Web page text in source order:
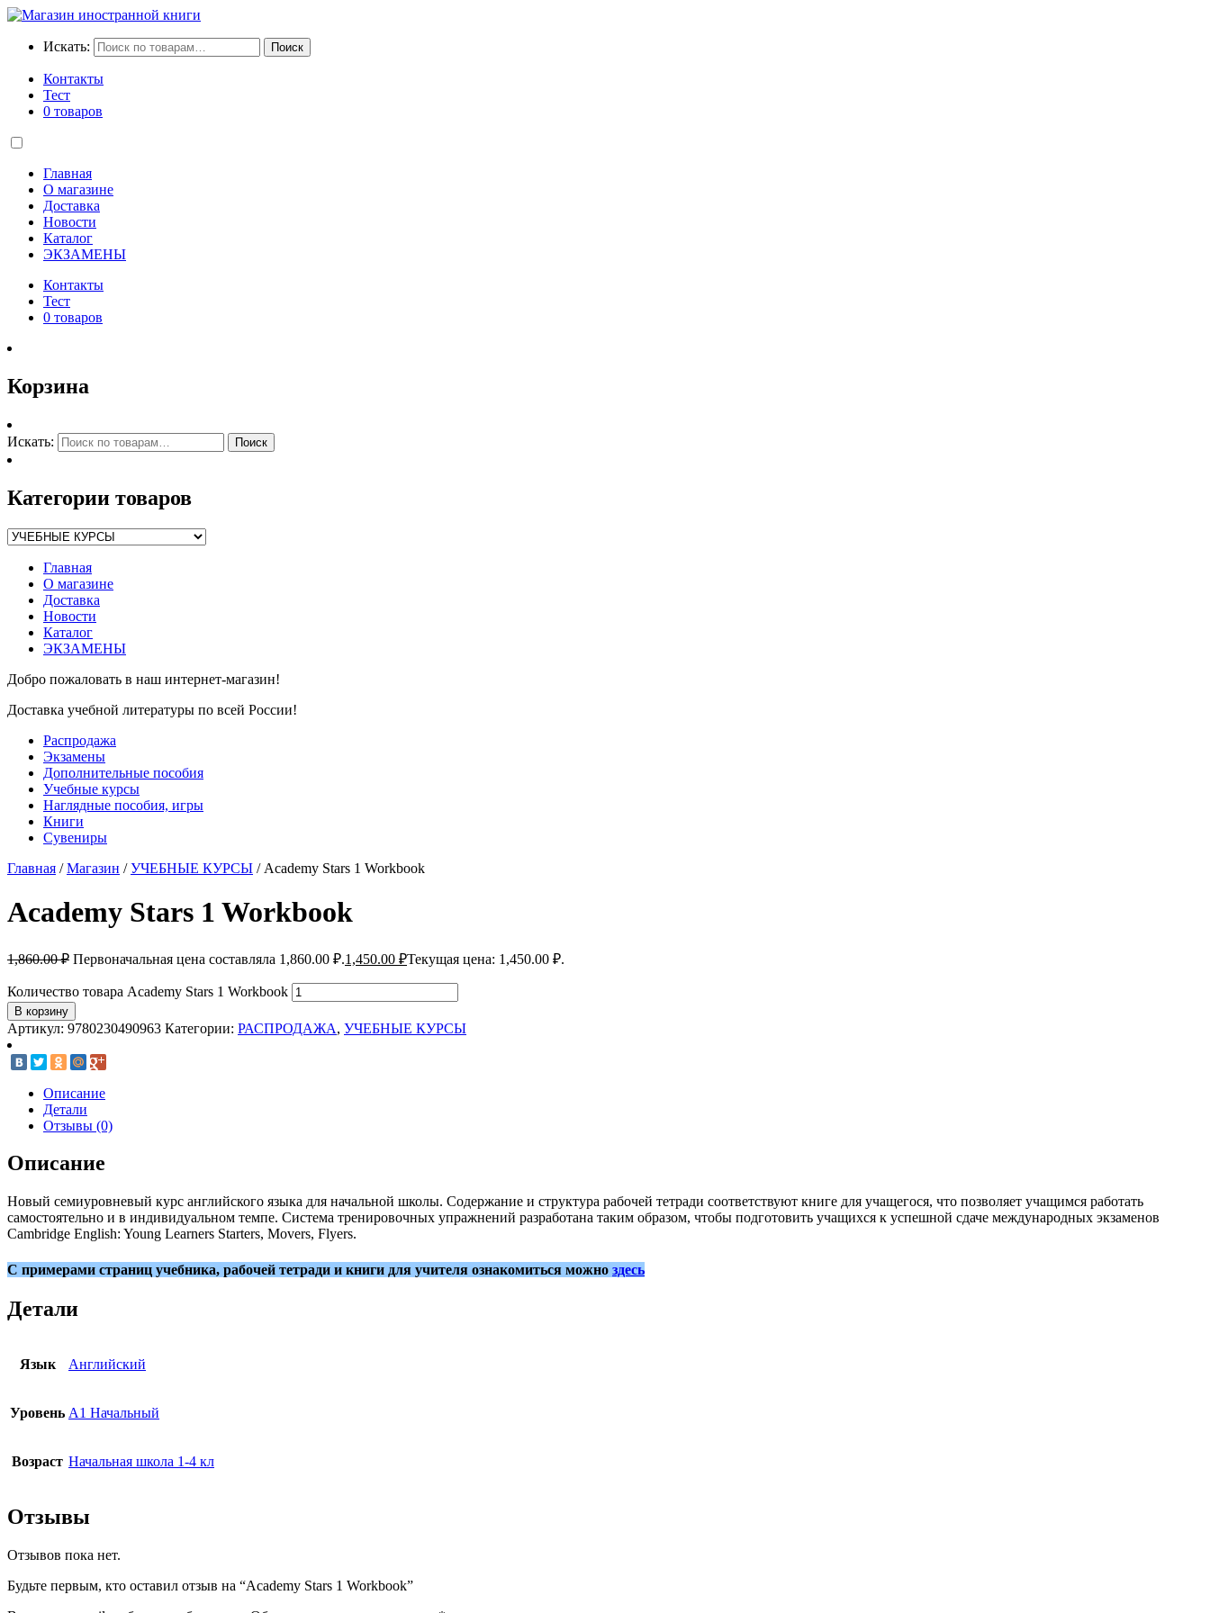
Искать: Поиск
Контакты
Тест
0 товаров
Главная
О магазине
Доставка
Новости
Каталог
ЭКЗАМЕНЫ
Контакты
Тест
0 товаров
Корзина
Искать: Поиск
Категории товаров
Главная
О магазине
Доставка
Новости
Каталог
ЭКЗАМЕНЫ
Добро пожаловать в наш интернет-магазин!
Доставка учебной литературы по всей России!
Распродажа
Экзамены
Дополнительные пособия
Учебные курсы
Наглядные пособия, игры
Книги
Сувениры
Главная /Магазин /УЧЕБНЫЕ КУРСЫ / Academy Stars 1 Workbook
Academy Stars 1 Workbook
1,860.00₽ Первоначальная цена составляла 1,860.00 ₽.1,450.00 ₽Текущая цена: 1,450.00 ₽.
Количество товара Academy Stars 1 Workbook
В корзину
Артикул: 9780230490963 Категории: РАСПРОДАЖА, УЧЕБНЫЕ КУРСЫ
Описание
Детали
Отзывы (0)
Описание
Новый семиуровневый курс английского языка для начальной школы. Содержание и структура рабочей тетради соответствуют книге для учащегося, что позволяет учащимся работать
самостоятельно и в индивидуальном темпе. Система тренировочных упражнений разработана таким образом, чтобы подготовить учащихся к успешной сдаче международных экзаменов
Cambridge English: Young Learners Starters, Movers, Flyers.
С примерами страниц учебника, рабочей тетради и книги для учителя ознакомиться можно здесь
Детали
Язык Английский
Уровень A1 Начальный
Возраст Начальная школа 1-4 кл
Отзывы
Отзывов пока нет.
Будьте первым, кто оставил отзыв на “Academy Stars 1 Workbook”